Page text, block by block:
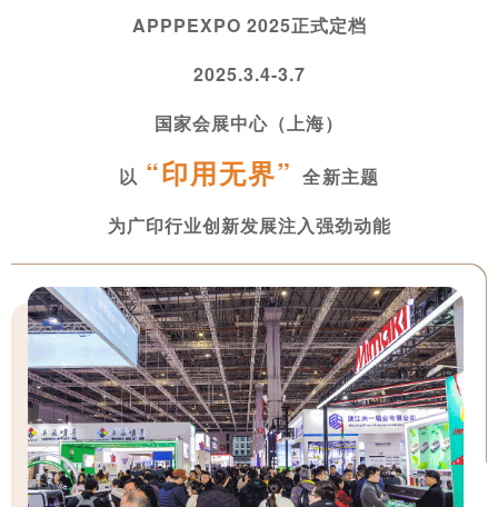
APPPEXPO 2025正式定档
2025.3.4-3.7
国家会展中心（上海）
以 “印用无界” 全新主题
为广印行业创新发展注入强劲动能